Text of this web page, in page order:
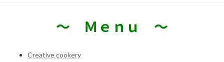
～ Ｍｅｎｕ ～
Creative cookery